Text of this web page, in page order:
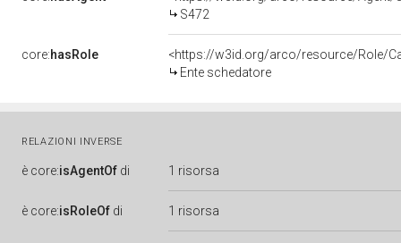
S472
core:hasRole
<https://w3id.org/arco/resource/Role/
Ente schedatore
RELAZIONI INVERSE
è core:isAgentOf di 1 risorsa
è core:isRoleOf di 1 risorsa